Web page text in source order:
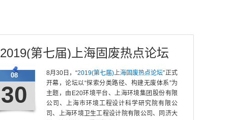
2019(第七届)上海固废热点论坛
08
30
8月30日，“2019(第七届)上海固废热点论坛”正式
开幕，论坛以“探索分类路径、构建无废体系”为
主题，由E20环境平台、上海环境集团股份有限
公司、上海市环境工程设计科学研究院有限公
司、上海环境卫生工程设计院有限公司、同济大